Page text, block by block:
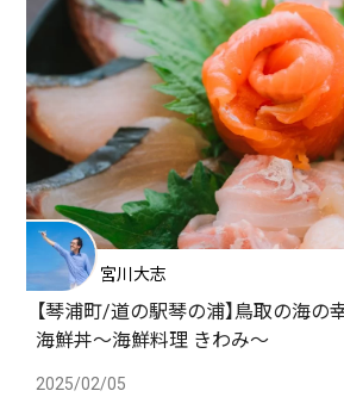
宮川大志
【琴浦町/道の駅琴の浦】鳥取の海の
海鮮丼〜海鮮料理 きわみ〜
2025/02/05